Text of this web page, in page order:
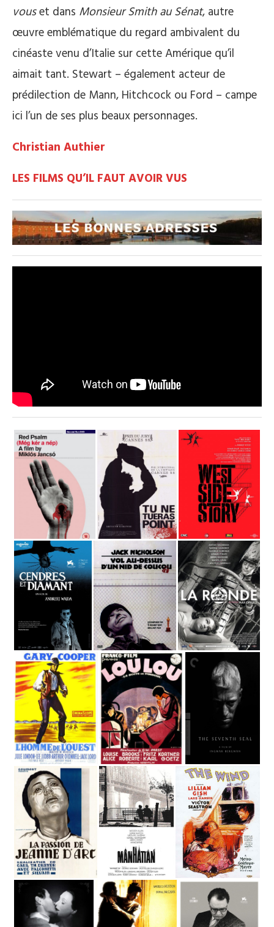
vouset dans Monsieur Smith au Sénat, autre
œuvre emblématique du regard ambivalent du
cinéaste venu d’Italie sur cette Amérique qu’il
aimait tant. Stewart – également acteur de
prédilection de Mann, Hitchcock ou Ford – campe
ici l’un de ses plus beaux personnages.
Christian Authier
LES FILMS QU’IL FAUT AVOIR VUS